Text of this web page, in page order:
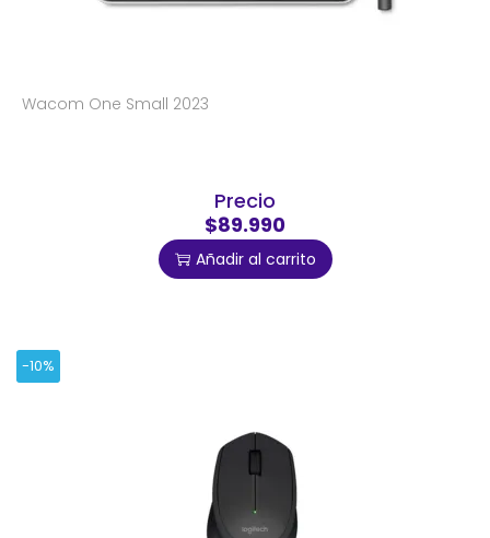
Wacom One Small 2023
Precio
$89.990
Añadir al carrito
-10%